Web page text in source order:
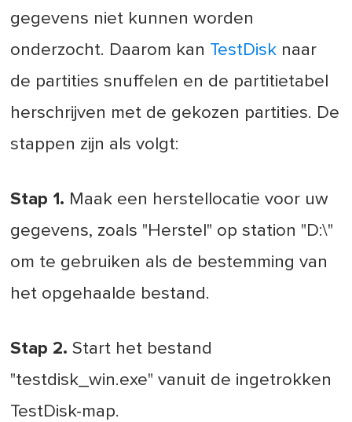
gegevens niet kunnen worden
onderzocht. Daarom kan TestDisk naar
de partities snuffelen en de partitietabel
herschrijven met de gekozen partities. De
stappen zijn als volgt:
Stap 1. Maak een herstellocatie voor uw
gegevens, zoals "Herstel" op station "D:\"
om te gebruiken als de bestemming van
het opgehaalde bestand.
Stap 2. Start het bestand
"testdisk_win.exe" vanuit de ingetrokken
TestDisk-map.